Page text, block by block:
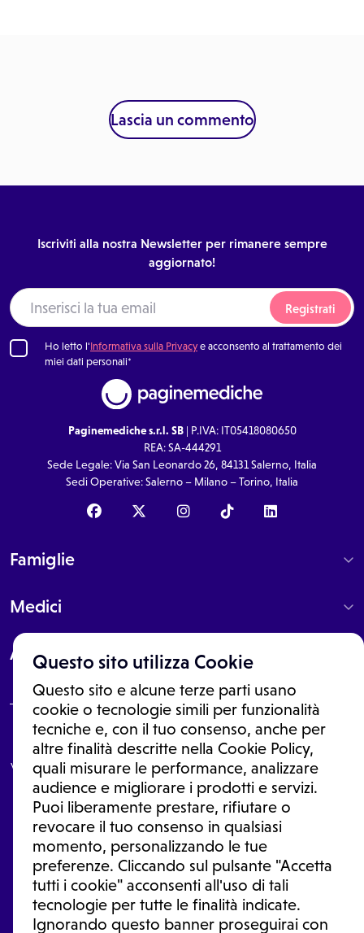
Questo sito utilizza Cookie
Questo sito e alcune terze parti usano
cookie o tecnologie simili per funzionalità
tecniche e, con il tuo consenso, anche per
altre finalità descritte nella Cookie Policy,
quali misurare le performance, analizzare
audience e migliorare i prodotti e servizi.
Puoi liberamente prestare, rifiutare o
revocare il tuo consenso in qualsiasi
momento, personalizzando le tue
preferenze. Cliccando sul pulsante "Accetta
tutti i cookie" acconsenti all'uso di tali
tecnologie per tutte le finalità indicate.
Ignorando questo banner proseguirai con
Lascia un commento
Iscriviti alla nostra Newsletter per rimanere sempre
aggiornato!
Registrati
Ho letto l'Informativa sulla Privacye acconsento al trattamento dei
miei dati personali*
Paginemediche s.r.l. SB| P.IVA: IT05418080650
REA: SA-444291
Sede Legale: Via San Leonardo 26, 84131 Salerno, Italia
Sedi Operative: Salerno – Milano – Torino, Italia
Famiglie
Medici
About
Le informazioni proposte in questo sito non sono un consulto medico.
In nessun caso, queste informazioni sostituiscono un consulto, una
visita o una diagnosi formulata dal medico. Non si devono considerare
le informazioni disponibili come suggerimenti per la formulazione di
una diagnosi, la determinazione di un trattamento o l'assunzione o
sospensione di un farmaco senza prima consultare un medico di
medicina generale o uno specialista.
Condizioni di utilizzo|Privacy Policy |Gestione Cookie
Ⓒ 2026 | Tutti i diritti riservati.